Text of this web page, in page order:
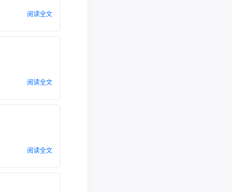
阅读全文
阅读全文
阅读全文